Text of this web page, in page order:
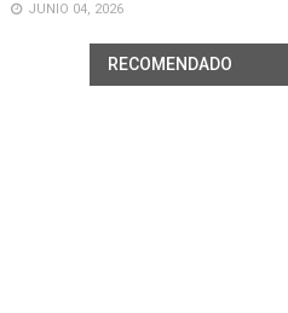
JUNIO 04, 2026
RECOMENDADO